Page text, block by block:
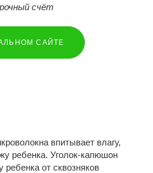
счёт
САЙТЕ
впитывает влагу,
ребенка. Уголок-капюшон
ребенка от сквозняков